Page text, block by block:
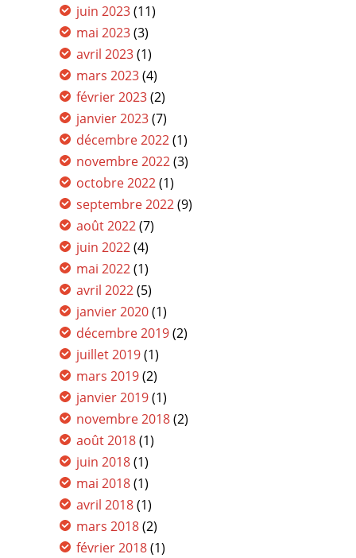
juin 2023(11)
mai 2023(3)
avril 2023(1)
mars 2023(4)
février 2023(2)
janvier 2023(7)
décembre 2022(1)
novembre 2022(3)
octobre 2022(1)
septembre 2022(9)
août 2022(7)
juin 2022(4)
mai 2022(1)
avril 2022(5)
janvier 2020(1)
décembre 2019(2)
juillet 2019(1)
mars 2019(2)
janvier 2019(1)
novembre 2018(2)
août 2018(1)
juin 2018(1)
mai 2018(1)
avril 2018(1)
mars 2018(2)
février 2018(1)